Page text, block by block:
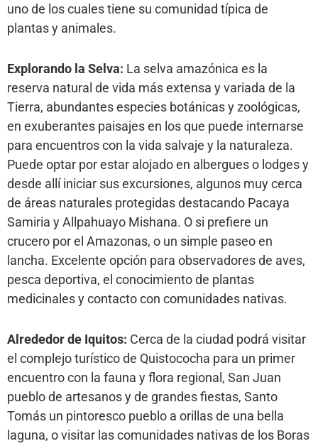
uno de los cuales tiene su comunidad típica de
plantas y animales.
Explorando la Selva: La selva amazónica es la
reserva natural de vida más extensa y variada de la
Tierra, abundantes especies botánicas y zoológicas,
en exuberantes paisajes en los que puede internarse
para encuentros con la vida salvaje y la naturaleza.
Puede optar por estar alojado en albergues o lodges y
desde allí iniciar sus excursiones, algunos muy cerca
de áreas naturales protegidas destacando Pacaya
Samiria y Allpahuayo Mishana. O si prefiere un
crucero por el Amazonas, o un simple paseo en
lancha. Excelente opción para observadores de aves,
pesca deportiva, el conocimiento de plantas
medicinales y contacto con comunidades nativas.
Alrededor de Iquitos: Cerca de la ciudad podrá visitar
el complejo turístico de Quistococha para un primer
encuentro con la fauna y flora regional, San Juan
pueblo de artesanos y de grandes fiestas, Santo
Tomás un pintoresco pueblo a orillas de una bella
laguna, o visitar las comunidades nativas de los Boras